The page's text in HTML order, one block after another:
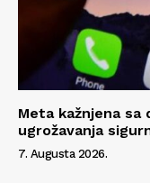
Meta kažnjena sa
ugrožavanja
7. Augusta 2026.